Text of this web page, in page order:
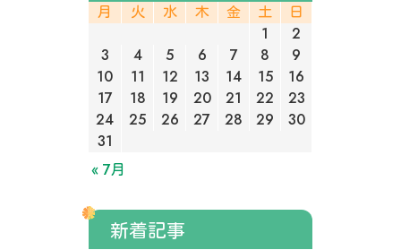
月 火 水 木 金 土 日
« 7月
1
2
3
4 5 6 7 8
9
10
11 12 13 14 15
16
17
18 19 20 21 22
23
24
25 26 27 28 29
30
31
新着記事